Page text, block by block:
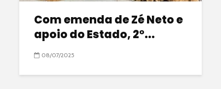
Com emenda de Zé Neto e
apoio do Estado, 2°...
08/07/2025